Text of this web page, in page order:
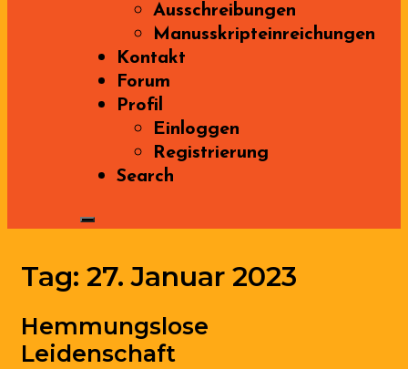
Ausschreibungen
Manusskripteinreichungen
Kontakt
Forum
Profil
Einloggen
Registrierung
Search
Tag: 27. Januar 2023
Hemmungslose
Leidenschaft